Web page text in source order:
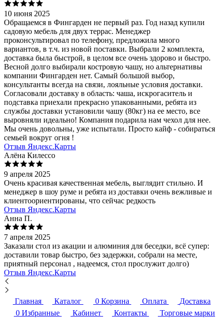
10 июня 2025
Обращаемся в Фингарден не первый раз. Год назад купили
садовую мебель для двух террас. Менеджер
проконсультировал по телефону, предложила много
вариантов, в т.ч. из новой поставки. Выбрали 2 комплекта,
доставка была быстрой, в целом все очень здорово и быстро.
Весной долго выбирали костровую чашу, но альтернативы
компании Фингарден нет. Самый большой выбор,
консультанты всегда на связи, лояльные условия доставки.
Согласовали доставку в область: чаша, искрогаситель и
подставка приехали прекрасно упакованными, ребята из
службы доставки установили чашу (80кг) на ее место, все
выровняли идеально! Компания подарила нам чехол для нее.
Мы очень довольны, уже испытали. Просто кайф - собираться
семьей вокруг огня !
Отзыв Яндекс.Карты
Алёна Килессо
9 апреля 2025
Очень красивая качественная мебель, выглядит стильно. И
менеджер в шоу руме и ребята из доставки очень вежливые и
клиентоориентированы, что сейчас редкость
Отзыв Яндекс.Карты
Анна П.
7 апреля 2025
Заказали стол из акации и алюминия для беседки, всё супер:
доставили товар быстро, без задержки, собрали на месте,
приятный персонал , надеемся, стол прослужит долго)
Отзыв Яндекс.Карты
Главная Каталог 0 Корзина Оплата
Доставка
0 Избранные Кабинет Контакты
Торговые марки